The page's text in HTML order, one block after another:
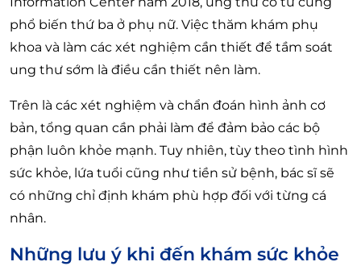
phổ biến thứ ba ở phụ nữ. Việc thăm khám phụ
khoa và làm các xét nghiệm cần thiết để tầm soát
ung thư sớm là điều cần thiết nên làm.
Trên là các xét nghiệm và chẩn đoán hình ảnh cơ
bản, tổng quan cần phải làm để đảm bảo các bộ
phận luôn khỏe mạnh. Tuy nhiên, tùy theo tình hình
sức khỏe, lứa tuổi cũng như tiền sử bệnh, bác sĩ sẽ
có những chỉ định khám phù hợp đối với từng cá
nhân.
Những lưu ý khi đến khám sức khỏe